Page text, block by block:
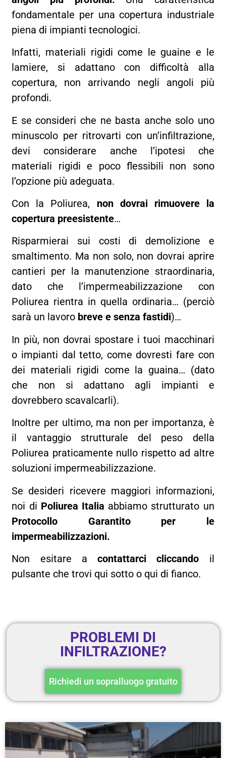
fondamentale per una copertura industriale
piena di impianti tecnologici.
Infatti, materiali rigidi come le guaine e le
lamiere, si adattano con difficoltà alla
copertura, non arrivando negli angoli più
profondi.
E se consideri che ne basta anche solo uno
minuscolo per ritrovarti con un’infiltrazione,
devi considerare anche l’ipotesi che
materiali rigidi e poco flessibili non sono
l’opzione più adeguata.
Con la Poliurea, non dovrai rimuovere la
copertura preesistente…
Risparmierai sui costi di demolizione e
smaltimento. Ma non solo, non dovrai aprire
cantieri per la manutenzione straordinaria,
dato che l’impermeabilizzazione con
Poliurea rientra in quella ordinaria… (perciò
sarà un lavoro breve e senza fastidi)…
In più, non dovrai spostare i tuoi macchinari
o impianti dal tetto, come dovresti fare con
dei materiali rigidi come la guaina… (dato
che non si adattano agli impianti e
dovrebbero scavalcarli).
Inoltre per ultimo, ma non per importanza, è
il vantaggio strutturale del peso della
Poliurea praticamente nullo rispetto ad altre
soluzioni impermeabilizzazione.
Se desideri ricevere maggiori informazioni,
noi di Poliurea Italia abbiamo strutturato un
Protocollo Garantito per le
impermeabilizzazioni.
Non esitare acontattarci cliccando il
pulsante che trovi qui sotto o qui di fianco.
PROBLEMI DI
INFILTRAZIONE?
Richiedi un sopralluogo gratuito